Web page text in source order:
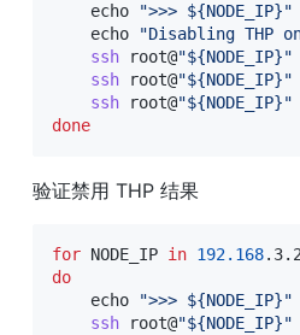
echo
">>> ${NODE_IP}"
echo
"Disabling THP
ssh root@"${NODE_IP}"
ssh root@"${NODE_IP}"
ssh root@"${NODE_IP}"
done
验证禁用 THP 结果
for NODE_IP in 192.168
do
echo
">>> ${NODE_IP}"
ssh root@"${NODE_IP}"